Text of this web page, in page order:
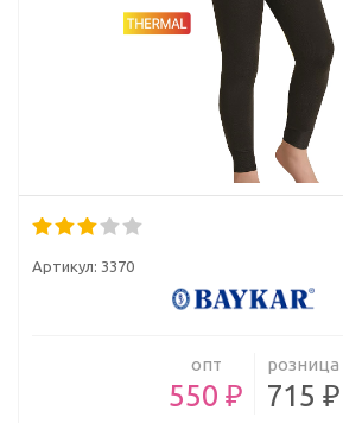
Артикул: 3370
опт
550 ₽
розница
715 ₽